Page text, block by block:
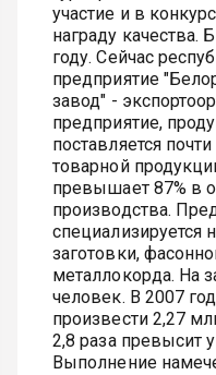
участие и в
награду
году. Сейчас
предприятие
завод" -
предприятие,
поставляется
товарной
превышает 87% в
производства.
специализируется
заготовки,
металлокорда. На
человек. В 2007
произвести 2,27
2,8 раза превысит
Выполнение